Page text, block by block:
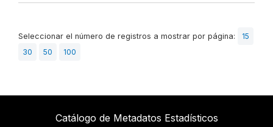
Seleccionar el número de registros a mostrar por página:
15
30
50 100
Catálogo de Metadatos Estadísticos